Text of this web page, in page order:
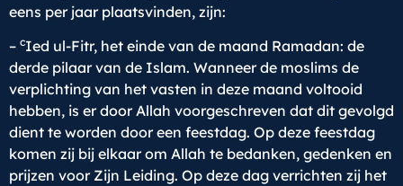
eens per jaar plaatsvinden, zijn:
– cIed ul-Fitr, het einde van de maand Ramadan: de
derde pilaar van de Islam. Wanneer de moslims de
verplichting van het vasten in deze maand voltooid
hebben, is er door Allah voorgeschreven dat dit gevolgd
dient te worden door een feestdag. Op deze feestdag
komen zij bij elkaar om Allah te bedanken, gedenken en
prijzen voor Zijn Leiding. Op deze dag verrichten zij het